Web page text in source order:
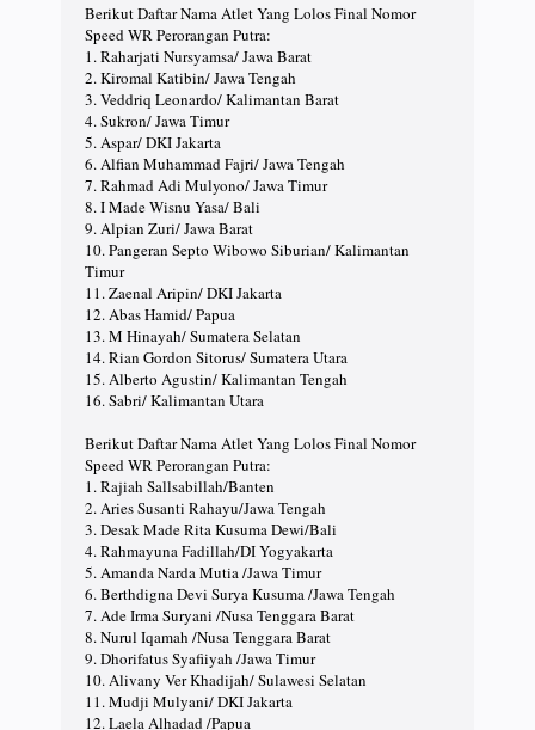
Berikut Daftar Nama Atlet Yang Lolos Final Nomor
Speed WR Perorangan Putra:
1. Raharjati Nursyamsa/ Jawa Barat
2. Kiromal Katibin/ Jawa Tengah
3. Veddriq Leonardo/ Kalimantan Barat
4. Sukron/ Jawa Timur
5. Aspar/ DKI Jakarta
6. Alfian Muhammad Fajri/ Jawa Tengah
7. Rahmad Adi Mulyono/ Jawa Timur
8. I Made Wisnu Yasa/ Bali
9. Alpian Zuri/ Jawa Barat
10. Pangeran Septo Wibowo Siburian/ Kalimantan
Timur
11. Zaenal Aripin/ DKI Jakarta
12. Abas Hamid/ Papua
13. M Hinayah/ Sumatera Selatan
14. Rian Gordon Sitorus/ Sumatera Utara
15. Alberto Agustin/ Kalimantan Tengah
16. Sabri/ Kalimantan Utara
Berikut Daftar Nama Atlet Yang Lolos Final Nomor
Speed WR Perorangan Putra:
1. Rajiah Sallsabillah/Banten
2. Aries Susanti Rahayu/Jawa Tengah
3. Desak Made Rita Kusuma Dewi/Bali
4. Rahmayuna Fadillah/DI Yogyakarta
5. Amanda Narda Mutia /Jawa Timur
6. Berthdigna Devi Surya Kusuma /Jawa Tengah
7. Ade Irma Suryani /Nusa Tenggara Barat
8. Nurul Iqamah /Nusa Tenggara Barat
9. Dhorifatus Syafiiyah /Jawa Timur
10. Alivany Ver Khadijah/ Sulawesi Selatan
11. Mudji Mulyani/ DKI Jakarta
12. Laela Alhadad /Papua